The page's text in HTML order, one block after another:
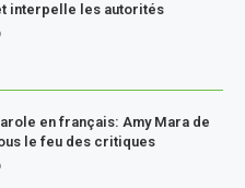
interpelle les autorités
en français: Amy Mara de
le feu des critiques